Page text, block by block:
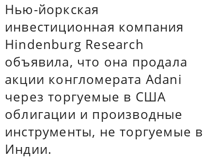
Нью-йоркская
инвестиционная компания
Hindenburg Research
объявила, что она продала
акции конгломерата Adani
через торгуемые в США
облигации и производные
инструменты, не торгуемые в
Индии.